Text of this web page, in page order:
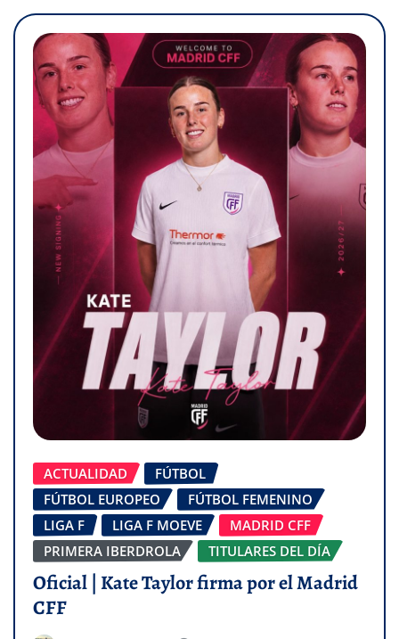
ACTUALIDAD
FÚTBOL
FÚTBOL EUROPEO
FÚTBOL FEMENINO
LIGA F
LIGA F MOEVE
MADRID CFF
PRIMERA IBERDROLA
TITULARES DEL DÍA
Oficial | Kate Taylor firma por el Madrid
CFF